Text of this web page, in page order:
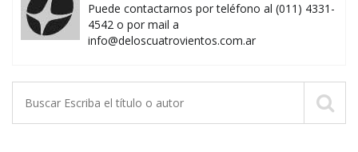
Puede contactarnos por teléfono al (011) 4331-
4542 o por mail a
info@deloscuatrovientos.com.ar